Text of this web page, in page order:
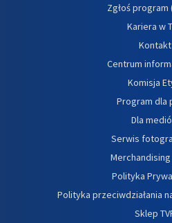
Zgłoś program
Kariera w
Kontakt
Centrum
Komisja
Program dla
Dla
Serwis
Merchandising
Polityka
Polityka przeciwdziałania
Sklep